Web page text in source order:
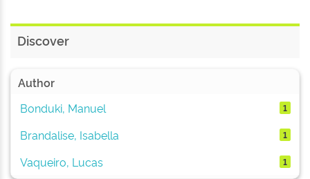
Discover
Author
Bonduki, Manuel
1
Brandalise, Isabella 1
Vaqueiro, Lucas 1